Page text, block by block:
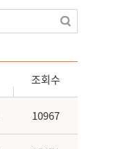
조회수
10967